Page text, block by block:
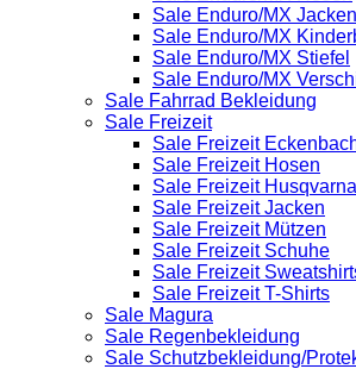
Sale Enduro/MX Jacken
Sale Enduro/MX
Sale Enduro/MX Stiefel
Sale Enduro/MX
Sale Fahrrad Bekleidung
Sale Freizeit
Sale Freizeit
Sale Freizeit Hosen
Sale Freizeit Husqvarna
Sale Freizeit Jacken
Sale Freizeit Mützen
Sale Freizeit Schuhe
Sale Freizeit
Sale Freizeit T-Shirts
Sale Magura
Sale Regenbekleidung
Sale Schutzbekleidung/